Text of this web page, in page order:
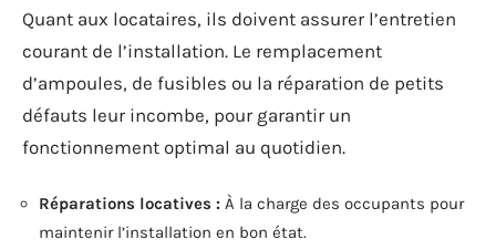
Quant aux locataires, ils doivent assurer l’entretien
courant de l’installation. Le remplacement
d’ampoules, de fusibles ou la réparation de petits
défauts leur incombe, pour garantir un
fonctionnement optimal au quotidien.
Réparations locatives : À la charge des occupants pour
maintenir l’installation en bon état.